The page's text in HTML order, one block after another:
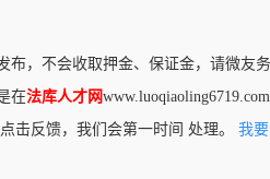
布，不会收取押金、保证金，请微友务
在法库人才网
击反馈，我们会第一时间 处理。 我